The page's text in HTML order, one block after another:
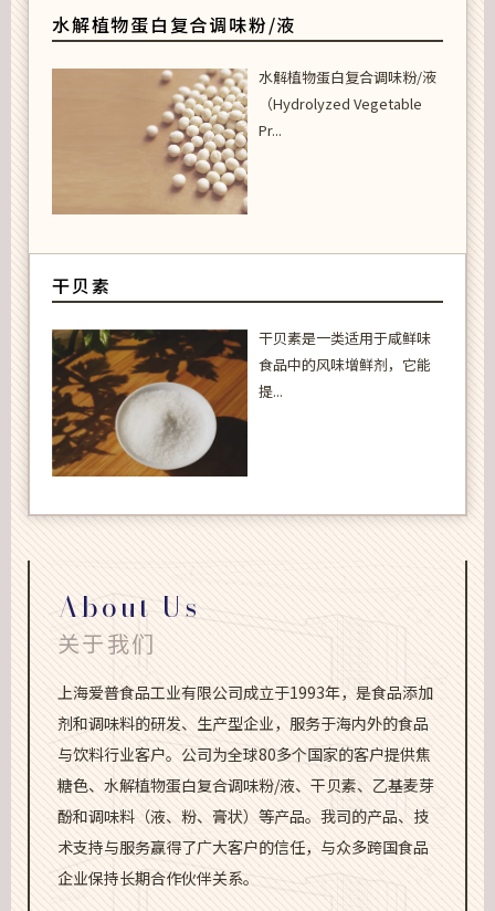
水解植物蛋白复合调味粉/液
水解植物蛋白复合调味粉/液
（Hydrolyzed Vegetable
Pr...
干贝素
干贝素是一类适用于咸鲜味
食品中的风味增鲜剂，它能
提...
About Us
关于我们
上海爱普食品工业有限公司成立于1993年，是食品添加
剂和调味料的研发、生产型企业，服务于海内外的食品
与饮料行业客户。公司为全球80多个国家的客户提供焦
糖色、水解植物蛋白复合调味粉/液、干贝素、乙基麦芽
酚和调味料（液、粉、膏状）等产品。我司的产品、技
术支持与服务赢得了广大客户的信任，与众多跨国食品
企业保持长期合作伙伴关系。